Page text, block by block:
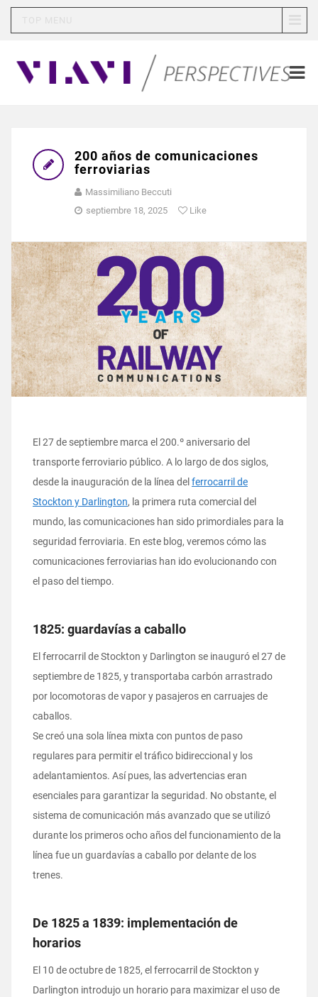
200 años de comunicaciones
ferroviarias
Massimiliano Beccuti
septiembre 18, 2025
Like
El 27 de septiembre marca el 200.º aniversario del
transporte ferroviario público. A lo largo de dos siglos,
desde la inauguración de la línea del ferrocarril de
Stockton y Darlington, la primera ruta comercial del
mundo, las comunicaciones han sido primordiales para la
seguridad ferroviaria. En este blog, veremos cómo las
comunicaciones ferroviarias han ido evolucionando con
el paso del tiempo.
1825: guardavías a caballo
El ferrocarril de Stockton y Darlington se inauguró el 27 de
septiembre de 1825, y transportaba carbón arrastrado
por locomotoras de vapor y pasajeros en carruajes de
caballos.
Se creó una sola línea mixta con puntos de paso
regulares para permitir el tráfico bidireccional y los
adelantamientos. Así pues, las advertencias eran
esenciales para garantizar la seguridad. No obstante, el
sistema de comunicación más avanzado que se utilizó
durante los primeros ocho años del funcionamiento de la
línea fue un guardavías a caballo por delante de los
trenes.
De 1825 a 1839: implementación de
horarios
El 10 de octubre de 1825, el ferrocarril de Stockton y
Darlington introdujo un horario para maximizar el uso de